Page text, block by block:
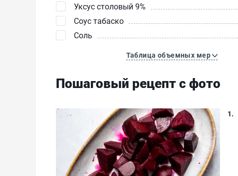
Уксус столовый 9%
Соус табаско
Соль
Таблица объемных мер
Пошаговый рецепт с фото